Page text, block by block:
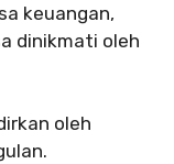
keuangan,
dinikmati oleh
oleh